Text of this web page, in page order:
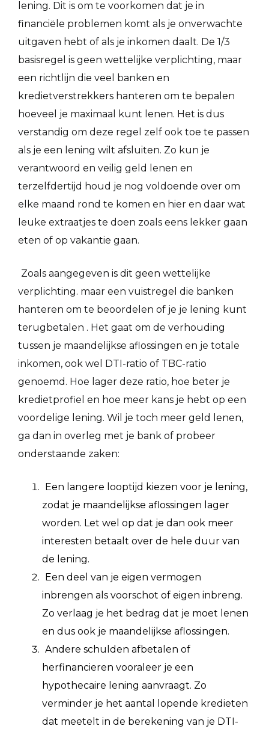
lening. Dit is om te voorkomen dat je in
financiële problemen komt als je onverwachte
uitgaven hebt of als je inkomen daalt. De 1/3
basisregel is geen wettelijke verplichting, maar
een richtlijn die veel banken en
kredietverstrekkers hanteren om te bepalen
hoeveel je maximaal kunt lenen. Het is dus
verstandig om deze regel zelf ook toe te passen
als je een lening wilt afsluiten. Zo kun je
verantwoord en veilig geld lenen en
terzelfdertijd houd je nog voldoende over om
elke maand rond te komen en hier en daar wat
leuke extraatjes te doen zoals eens lekker gaan
eten of op vakantie gaan.
Zoals aangegeven is dit geen wettelijke
verplichting. maar een vuistregel die banken
hanteren om te beoordelen of je je lening kunt
terugbetalen . Het gaat om de verhouding
tussen je maandelijkse aflossingen en je totale
inkomen, ook wel DTI-ratio of TBC-ratio
genoemd. Hoe lager deze ratio, hoe beter je
kredietprofiel en hoe meer kans je hebt op een
voordelige lening. Wil je toch meer geld lenen,
ga dan in overleg met je bank of probeer
onderstaande zaken:
Een langere looptijd kiezen voor je lening,
zodat je maandelijkse aflossingen lager
worden. Let wel op dat je dan ook meer
interesten betaalt over de hele duur van
de lening.
Een deel van je eigen vermogen
inbrengen als voorschot of eigen inbreng.
Zo verlaag je het bedrag dat je moet lenen
en dus ook je maandelijkse aflossingen.
Andere schulden afbetalen of
herfinancieren vooraleer je een
hypothecaire lening aanvraagt. Zo
verminder je het aantal lopende kredieten
dat meetelt in de berekening van je DTI-